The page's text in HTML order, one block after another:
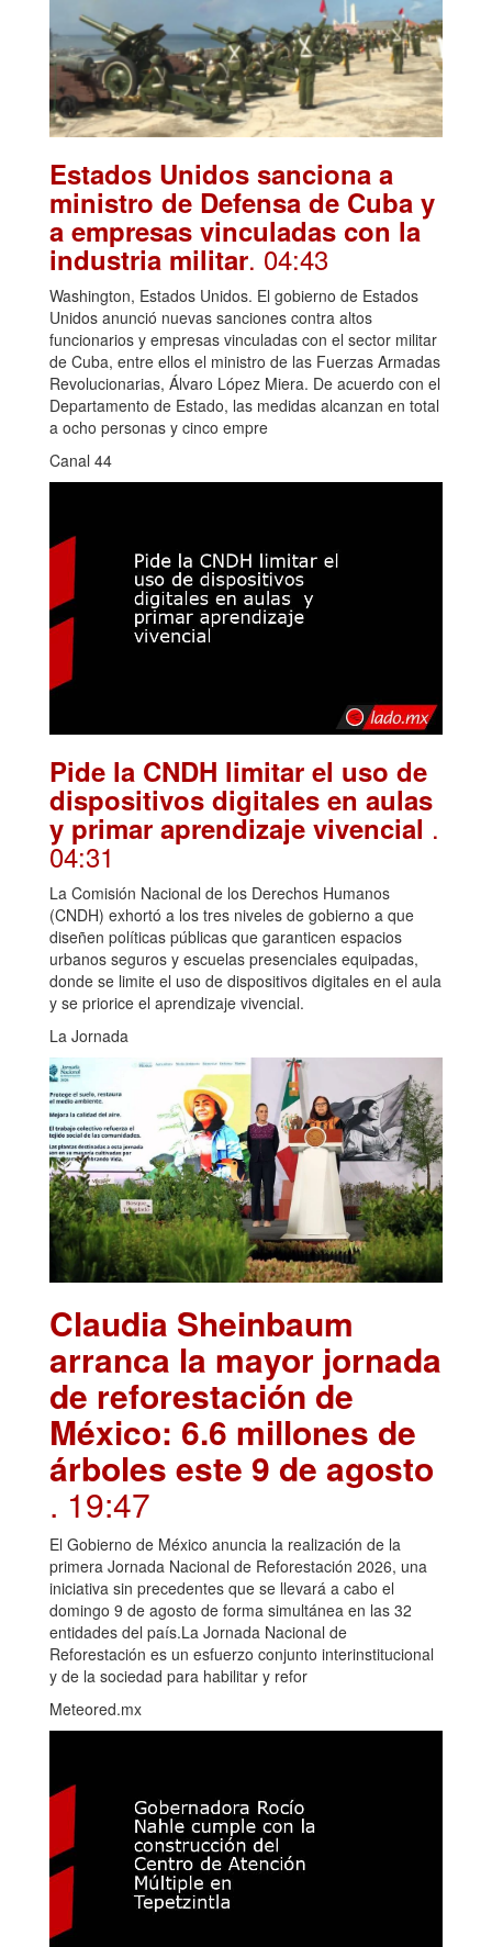
Estados Unidos sanciona a
ministro de Defensa de Cuba y
a empresas vinculadas con la
industria militar. 04:43
Washington, Estados Unidos. El gobierno de Estados
Unidos anunció nuevas sanciones contra altos
funcionarios y empresas vinculadas con el sector militar
de Cuba, entre ellos el ministro de las Fuerzas Armadas
Revolucionarias, Álvaro López Miera. De acuerdo con el
Departamento de Estado, las medidas alcanzan en total
a ocho personas y cinco empre
Canal 44
Pide la CNDH limitar el uso de
dispositivos digitales en aulas
y primar aprendizaje vivencial .
04:31
La Comisión Nacional de los Derechos Humanos
(CNDH) exhortó a los tres niveles de gobierno a que
diseñen políticas públicas que garanticen espacios
urbanos seguros y escuelas presenciales equipadas,
donde se limite el uso de dispositivos digitales en el aula
y se priorice el aprendizaje vivencial.
La Jornada
Claudia Sheinbaum
arranca la mayor jornada
de reforestación de
México: 6.6 millones de
árboles este 9 de agosto
. 19:47
El Gobierno de México anuncia la realización de la
primera Jornada Nacional de Reforestación 2026, una
iniciativa sin precedentes que se llevará a cabo el
domingo 9 de agosto de forma simultánea en las 32
entidades del país.La Jornada Nacional de
Reforestación es un esfuerzo conjunto interinstitucional
y de la sociedad para habilitar y refor
Meteored.mx